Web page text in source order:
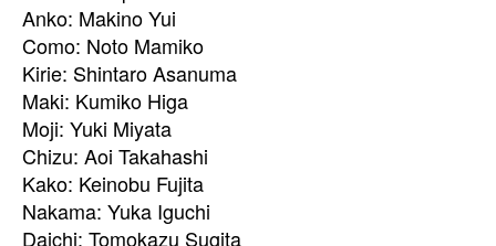
Anko: Makino Yui
Como: Noto Mamiko
Kirie: Shintaro Asanuma
Maki: Kumiko Higa
Moji: Yuki Miyata
Chizu: Aoi Takahashi
Kako: Keinobu Fujita
Nakama: Yuka Iguchi
Daichi: Tomokazu Sugita